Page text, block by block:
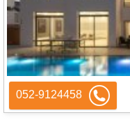
052-9124458